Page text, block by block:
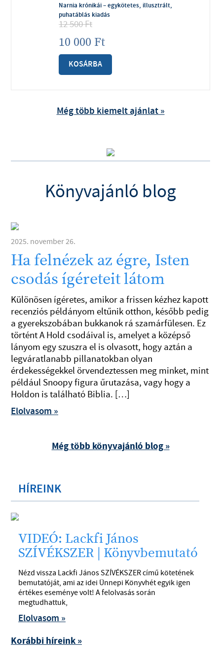
Narnia krónikái – egykötetes, illusztrált,
puhatáblás kiadás
12 500Ft
10 000 Ft
KOSÁRBA
Még több kiemelt ajánlat »
Könyvajánló blog
2025. november 26.
Ha felnézek az égre, Isten
csodás ígéreteit látom
Különösen ígéretes, amikor a frissen kézhez kapott
recenziós példányom eltűnik otthon, később pedig
a gyerekszobában bukkanok rá szamárfülesen. Ez
történt A Hold csodáival is, amelyet a középső
lányom egy szuszra el is olvasott, hogy aztán a
legváratlanabb pillanatokban olyan
érdekességekkel örvendeztessen meg minket, mint
például Snoopy figura űrutazása, vagy hogy a
Holdon is található Biblia. […]
Elolvasom »
Még több könyvajánló blog »
HÍREINK
VIDEÓ: Lackfi János
SZÍVÉKSZER | Könyvbemutató
Nézd vissza Lackfi János SZÍVÉKSZER című kötetének
bemutatóját, ami az idei Ünnepi Könyvhét egyik igen
értékes eseménye volt! A felolvasás során
megtudhattuk,
Elolvasom »
Korábbi híreink »